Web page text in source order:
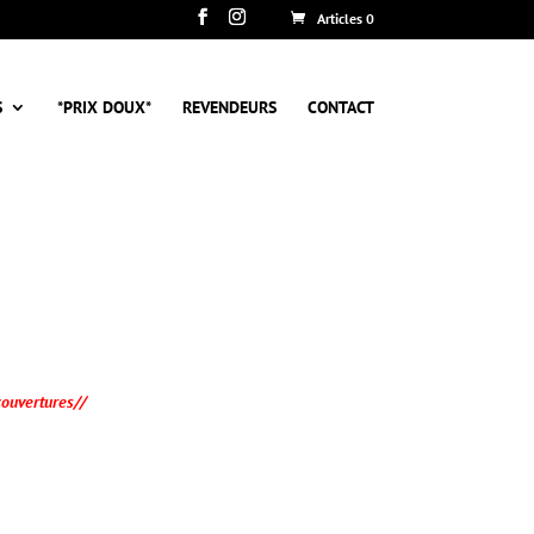
Articles 0
*PRIX DOUX* REVENDEURS CONTACT